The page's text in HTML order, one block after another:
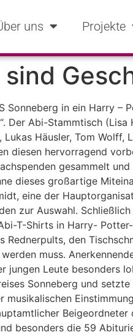
uns Projekte
Sonneberg in ein Harry –
Der Abi-Stammtisch (Lisa
Häusler, Tom Wolff,
diesen hervorragend
gesammelt
dieses großartige
eine der
zur Auswahl.
T-Shirts in Harry-
Rednerpults, den
muss.
jungen Leute besonders
Sonneberg und
besonders die 59